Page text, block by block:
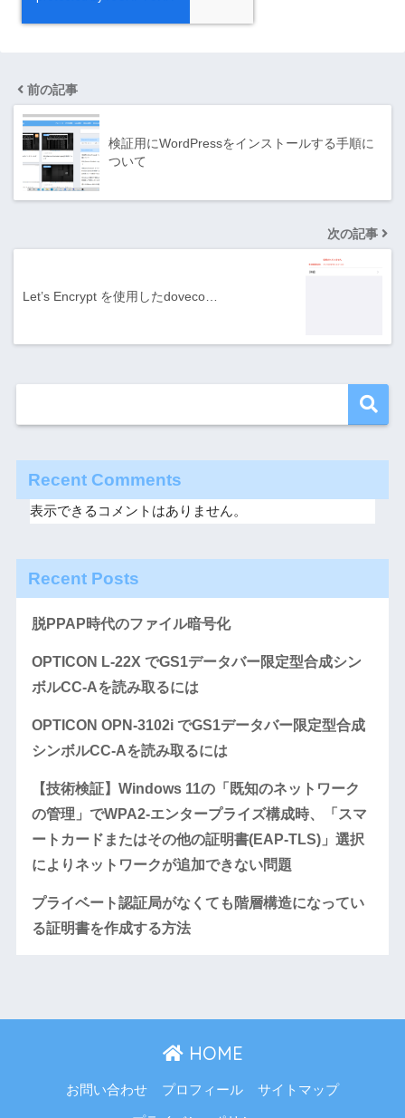
前の記事
検証用にWordPressをインストールする手順に
ついて
次の記事
Let’s Encrypt を使用したdoveco…
Recent Comments
表示できるコメントはありません。
Recent Posts
脱PPAP時代のファイル暗号化
OPTICON L-22X でGS1データバー限定型合成シン
ボルCC-Aを読み取るには
OPTICON OPN-3102i でGS1データバー限定型合成
シンボルCC-Aを読み取るには
【技術検証】Windows 11の「既知のネットワーク
の管理」でWPA2-エンタープライズ構成時、「スマ
ートカードまたはその他の証明書(EAP-TLS)」選択
によりネットワークが追加できない問題
プライベート認証局がなくても階層構造になってい
る証明書を作成する方法
HOME
お問い合わせ プロフィール サイトマップ